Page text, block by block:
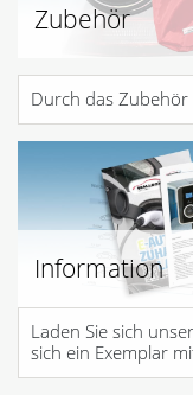
Zubehör
Durch das
Information
Laden Sie sich
sich ein Exemplar